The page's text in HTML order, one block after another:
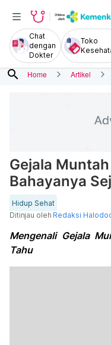
Chat
dengan
Dokter
Toko
search Home Artikel
Gejala
Bahayanya
Hidup Sehat
Ditinjau oleh Redaksi
Mengenali Gejala
Tahu